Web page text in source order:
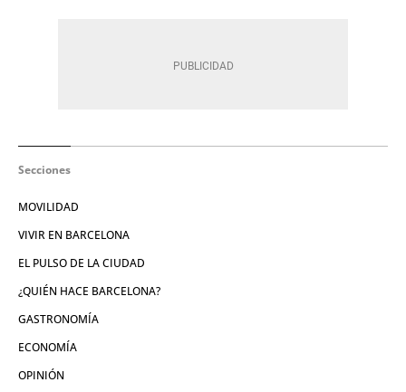
Secciones
MOVILIDAD
VIVIR EN BARCELONA
EL PULSO DE LA CIUDAD
¿QUIÉN HACE BARCELONA?
GASTRONOMÍA
ECONOMÍA
OPINIÓN